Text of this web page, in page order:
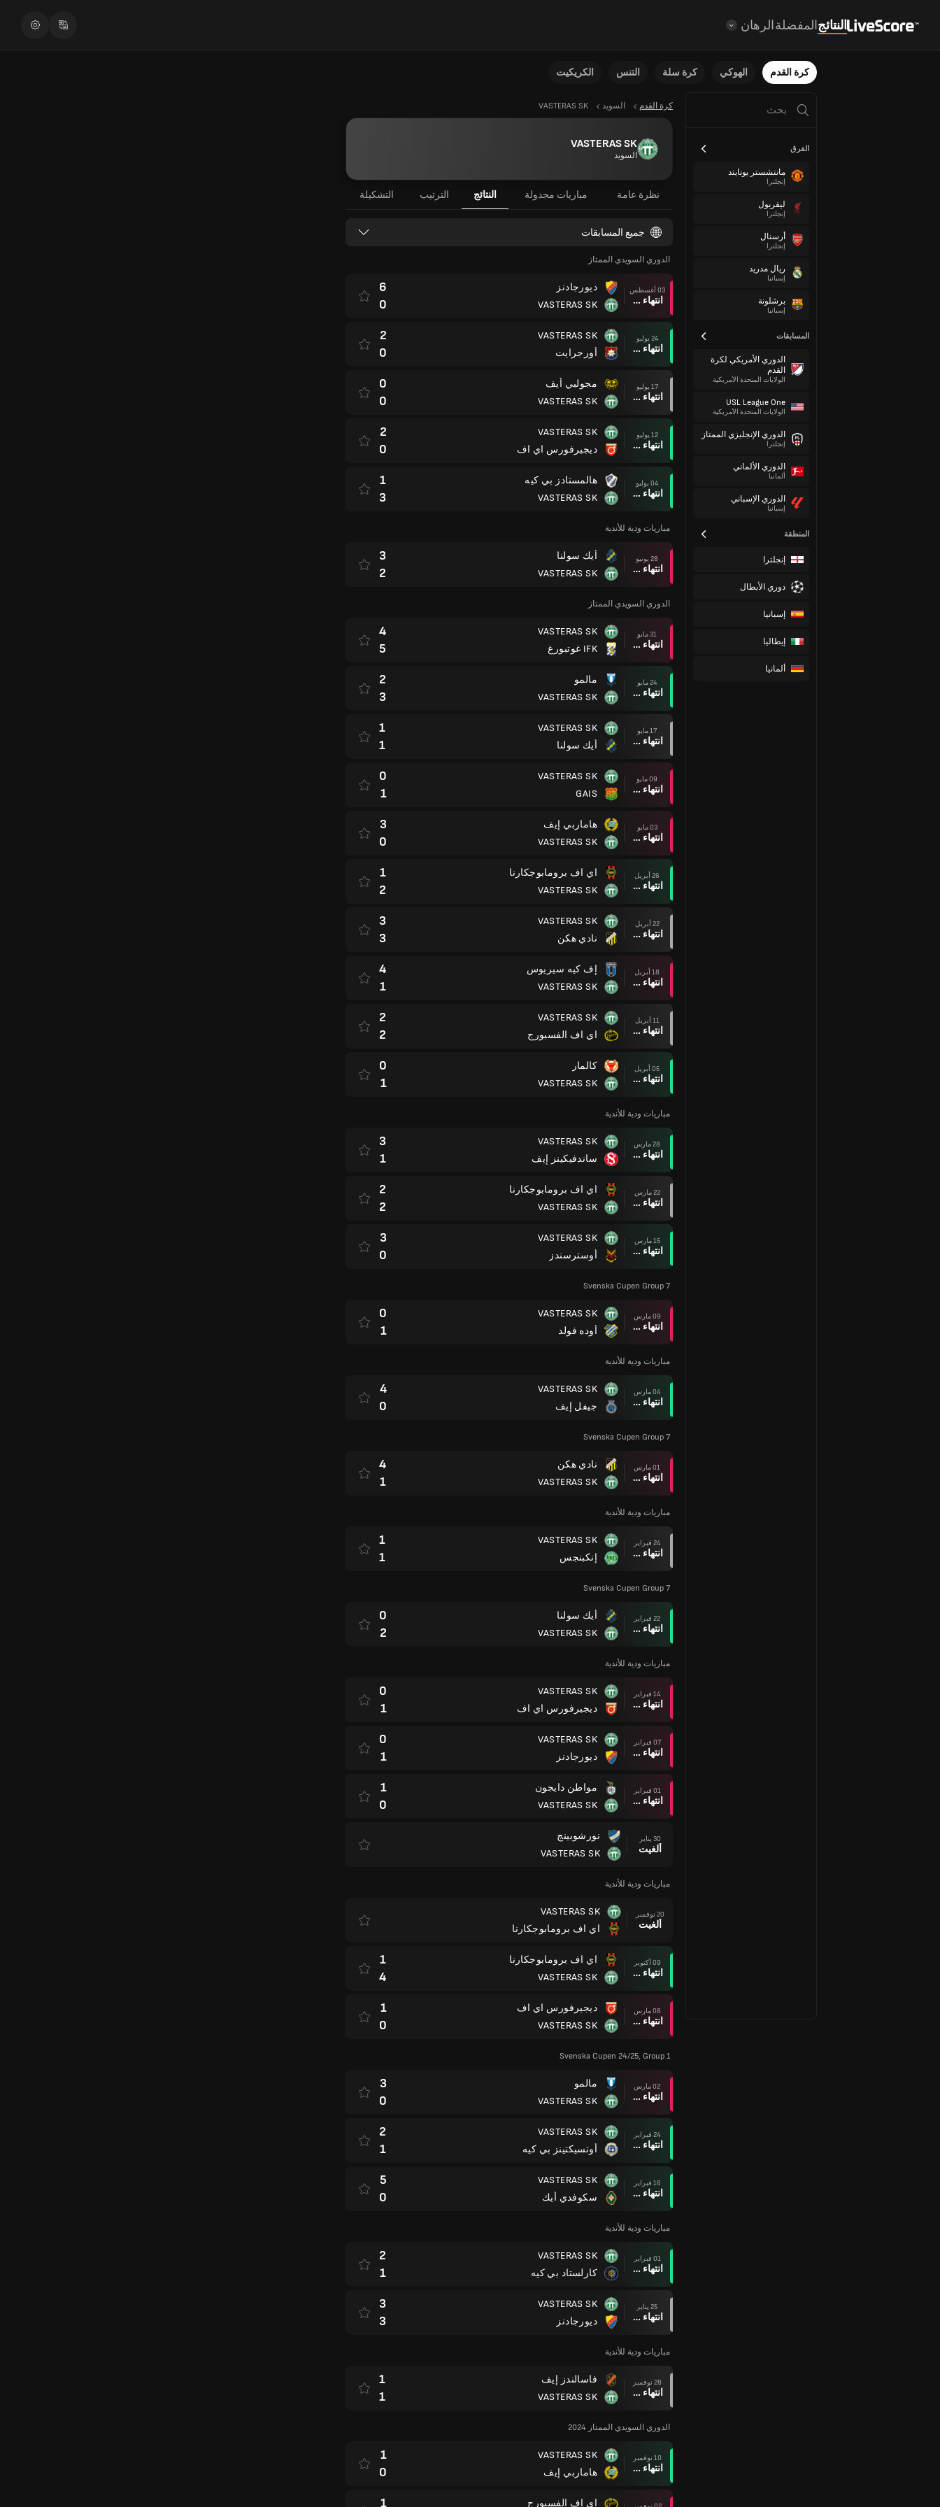
النتائجالمفضلةالرهان
كرة القدم الهوكي كرة سلة التنس الكريكيت
الفرق
مانتشستر يونايتد
إنجلترا
ليفربول
إنجلترا
أرسنال
إنجلترا
ريال مدريد
إسبانيا
برشلونة
إسبانيا
المسابقات
الدوري الأمريكي لكرة
القدم
الولايات المتحدة الأمريكية
USL League One
الولايات المتحدة الأمريكية
الدوري الإنجليزي الممتاز
إنجلترا
الدوري الألماني
ألمانيا
الدوري الإسباني
إسبانيا
المنطقة
إنجلترا
دوري الأبطال
إسبانيا
إيطاليا
ألمانيا
كرة القدم السويد VASTERAS SK
VASTERAS SK
السويد
نظرة عامة مباريات مجدولة النتائج الترتيب التشكيلة
جميع المسابقات
الدوري السويدي الممتاز
03 أغسطس
انتهاء وقت المباراة
ديورجادنز
VASTERAS SK
6
0
24 يوليو
انتهاء وقت المباراة
VASTERAS SK
أورجرايت
2
0
17 يوليو
انتهاء وقت المباراة
مجولبي أيف
VASTERAS SK
0
0
12 يوليو
انتهاء وقت المباراة
VASTERAS SK
ديجيرفورس اي اف
2
0
04 يوليو
انتهاء وقت المباراة
هالمستادز بي كيه
VASTERAS SK
1
3
مباريات ودية للأندية
28 يونيو
انتهاء وقت المباراة
أيك سولنا
VASTERAS SK
3
2
الدوري السويدي الممتاز
31 مايو
انتهاء وقت المباراة
VASTERAS SK
IFK غوتبورغ
4
5
24 مايو
انتهاء وقت المباراة
مالمو
VASTERAS SK
2
3
17 مايو
انتهاء وقت المباراة
VASTERAS SK
أيك سولنا
1
1
09 مايو
انتهاء وقت المباراة
VASTERAS SK
GAIS
0
1
03 مايو
انتهاء وقت المباراة
هاماربي إيف
VASTERAS SK
3
0
26 أبريل
انتهاء وقت المباراة
اي اف برومابوجكارنا
VASTERAS SK
1
2
22 أبريل
انتهاء وقت المباراة
VASTERAS SK
نادي هكن
3
3
18 أبريل
انتهاء وقت المباراة
إف كيه سيريوس
VASTERAS SK
4
1
11 أبريل
انتهاء وقت المباراة
VASTERAS SK
اي اف الفسبورج
2
2
05 أبريل
انتهاء وقت المباراة
كالمار
VASTERAS SK
0
1
مباريات ودية للأندية
28 مارس
انتهاء وقت المباراة
VASTERAS SK
ساندفيكينز إيف
3
1
22 مارس
انتهاء وقت المباراة
اي اف برومابوجكارنا
VASTERAS SK
2
2
15 مارس
انتهاء وقت المباراة
VASTERAS SK
أوسترسندز
3
0
Svenska Cupen Group 7
09 مارس
انتهاء وقت المباراة
VASTERAS SK
أوده فولد
0
1
مباريات ودية للأندية
04 مارس
انتهاء وقت المباراة
VASTERAS SK
جيفل إيف
4
0
Svenska Cupen Group 7
01 مارس
انتهاء وقت المباراة
نادي هكن
VASTERAS SK
4
1
مباريات ودية للأندية
24 فبراير
انتهاء وقت المباراة
VASTERAS SK
إنكبنجس
1
1
Svenska Cupen Group 7
22 فبراير
انتهاء وقت المباراة
أيك سولنا
VASTERAS SK
0
2
مباريات ودية للأندية
14 فبراير
انتهاء وقت المباراة
VASTERAS SK
ديجيرفورس اي اف
0
1
07 فبراير
انتهاء وقت المباراة
VASTERAS SK
ديورجادنز
0
1
01 فبراير
انتهاء وقت المباراة
مواطن دايجون
VASTERAS SK
1
0
30 يناير
ألغيت
نورشوبينج
VASTERAS SK
مباريات ودية للأندية
20 نوفمبر
ألغيت
VASTERAS SK
اي اف برومابوجكارنا
09 أكتوبر
انتهاء وقت المباراة
اي اف برومابوجكارنا
VASTERAS SK
1
4
08 مارس
انتهاء وقت المباراة
ديجيرفورس اي اف
VASTERAS SK
1
0
Svenska Cupen 24/25, Group 1
02 مارس
انتهاء وقت المباراة
مالمو
VASTERAS SK
3
0
24 فبراير
انتهاء وقت المباراة
VASTERAS SK
أوتسيكتينز بي كيه
2
1
16 فبراير
انتهاء وقت المباراة
VASTERAS SK
سكوفدي أيك
5
0
مباريات ودية للأندية
01 فبراير
انتهاء وقت المباراة
VASTERAS SK
كارلستاد بي كيه
2
1
25 يناير
انتهاء وقت المباراة
VASTERAS SK
ديورجادنز
3
3
مباريات ودية للأندية
28 نوفمبر
انتهاء وقت المباراة
فاسالندز إيف
VASTERAS SK
1
1
الدوري السويدي الممتاز 2024
10 نوفمبر
انتهاء وقت المباراة
VASTERAS SK
هاماربي إيف
1
0
اي اف الفسبورج 1